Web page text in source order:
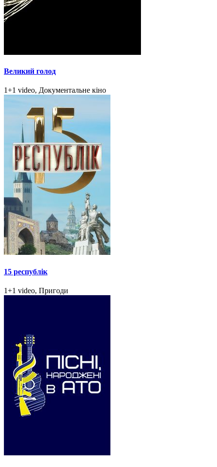
Великий голод
1+1 video, Документальне кіно
15 республік
1+1 video, Пригоди